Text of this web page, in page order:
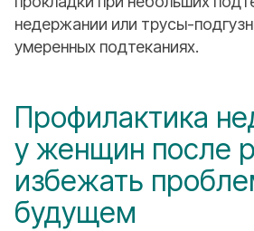
недержании или трусы-
умеренных подтеканиях.
Профилактика
у женщин после
избежать
будущем